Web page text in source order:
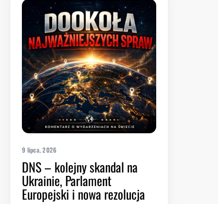
9 lipca, 2026
DNS – kolejny skandal na
Ukrainie, Parlament
Europejski i nowa rezolucja